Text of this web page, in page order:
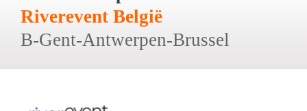
Riverevent België
B-Gent-Antwerpen-Brussel